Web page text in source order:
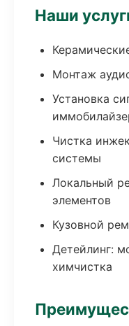
Наши
Монтаж
Установка
Чистка
системы
Локальный
элементов
Кузовной
Детейлинг:
химчистка